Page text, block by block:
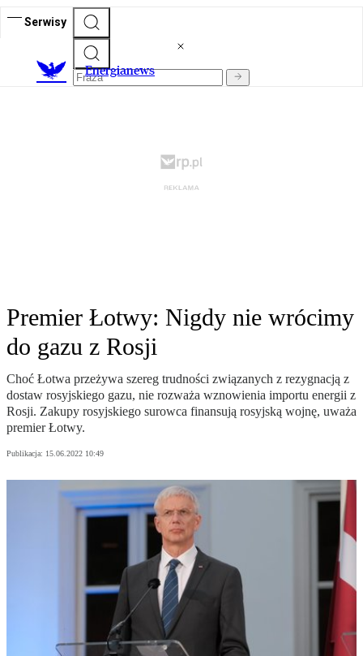
Serwisy
Energianews
Premier Łotwy: Nigdy nie wrócimy
do gazu z Rosji
Choć Łotwa przeżywa szereg trudności związanych z rezygnacją z
dostaw rosyjskiego gazu, nie rozważa wznowienia importu energii z
Rosji. Zakupy rosyjskiego surowca finansują rosyjską wojnę, uważa
premier Łotwy.
Publikacja: 15.06.2022 10:49